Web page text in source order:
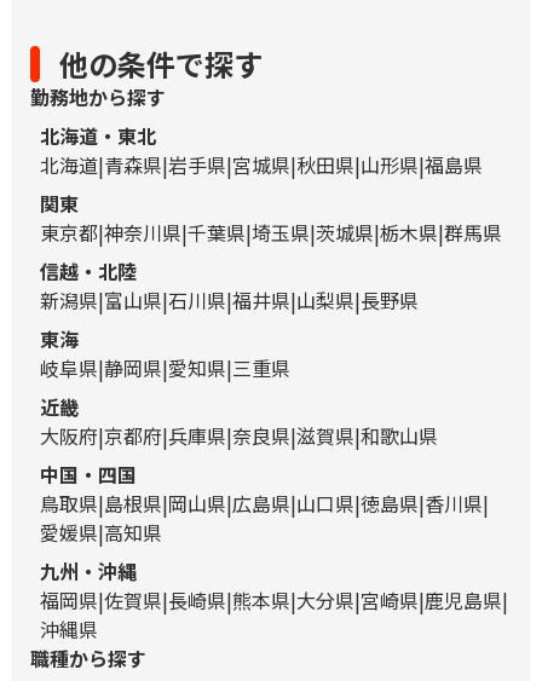
他の条件で探す
勤務地から探す
北海道・東北
北海道 青森県 岩手県 宮城県 秋田県 山形県 福島県
関東
東京都 神奈川県 千葉県 埼玉県 茨城県 栃木県 群馬県
信越・北陸
新潟県 富山県 石川県 福井県 山梨県 長野県
東海
岐阜県 静岡県 愛知県 三重県
近畿
大阪府 京都府 兵庫県 奈良県 滋賀県 和歌山県
中国・四国
鳥取県 島根県 岡山県 広島県 山口県 徳島県 香川県
愛媛県 高知県
九州・沖縄
福岡県 佐賀県 長崎県 熊本県 大分県 宮崎県 鹿児島県
沖縄県
職種から探す